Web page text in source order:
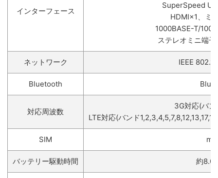
インターフェース
SuperSpeed
HDMI×1、ミ
1000BASE-T/
ステレオミニ端
ネットワーク IEEE
Bluetooth
対応周波数
3G対応(バン
LTE対応(バンド
SIM
バッテリー駆動時間 約8.0